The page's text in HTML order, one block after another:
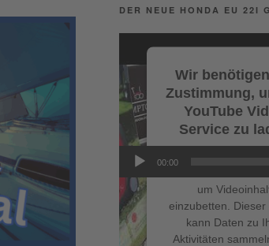
DER NEUE HONDA EU 22I
Wir
Zustimmung,
YouTube
Service zu
um
einzubetten. Dieser
kann Daten zu
Aktivitäten
00:00
NEUESTE BEITRÄGE